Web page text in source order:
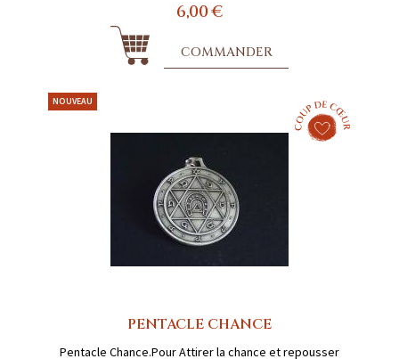
6,00 €
COMMANDER
NOUVEAU
PENTACLE CHANCE
Pentacle Chance.Pour Attirer la chance et repousser